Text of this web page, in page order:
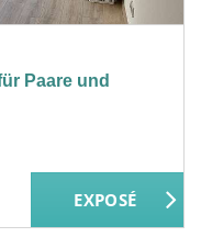
Paare und